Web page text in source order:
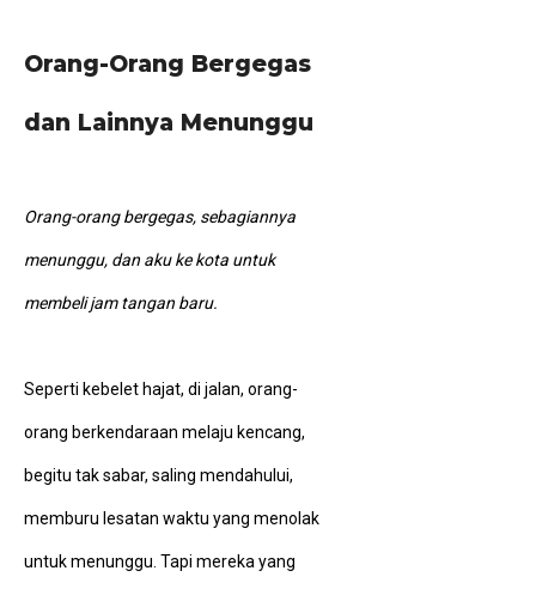
Orang-Orang Bergegas
dan Lainnya Menunggu
Orang-orang bergegas, sebagiannya
menunggu, dan aku ke kota untuk
membeli jam tangan baru.
Seperti kebelet hajat, di jalan, orang-
orang berkendaraan melaju kencang,
begitu tak sabar, saling mendahului,
memburu lesatan waktu yang menolak
untuk menunggu. Tapi mereka yang